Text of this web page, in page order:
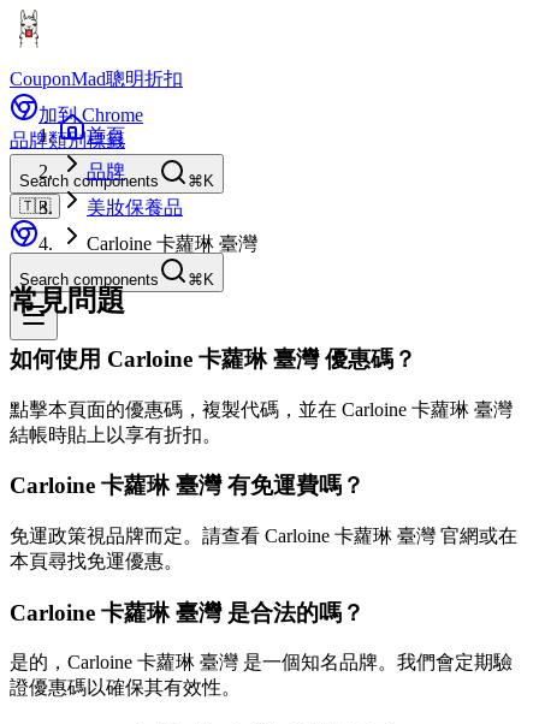
CouponMad聰明折扣
加到 Chrome
品牌類別標籤
Search components
⌘K
🇹🇼
Search components ⌘K
首頁
品牌
美妝保養品
Carloine 卡蘿琳 臺灣
常見問題
如何使用 Carloine 卡蘿琳 臺灣 優惠碼？
點擊本頁面的優惠碼，複製代碼，並在 Carloine 卡蘿琳 臺灣
結帳時貼上以享有折扣。
Carloine 卡蘿琳 臺灣 有免運費嗎？
免運政策視品牌而定。請查看 Carloine 卡蘿琳 臺灣 官網或在
本頁尋找免運優惠。
Carloine 卡蘿琳 臺灣 是合法的嗎？
是的，Carloine 卡蘿琳 臺灣 是一個知名品牌。我們會定期驗
證優惠碼以確保其有效性。